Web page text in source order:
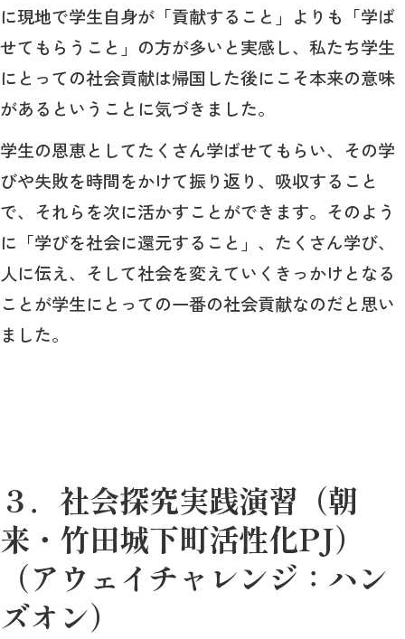
に現地で学生自身が「貢献すること」よりも「学ば
せてもらうこと」の方が多いと実感し、私たち学生
にとっての社会貢献は帰国した後にこそ本来の意味
があるということに気づきました。
学生の恩恵としてたくさん学ばせてもらい、その学
びや失敗を時間をかけて振り返り、吸収すること
で、それらを次に活かすことができます。そのよう
に「学びを社会に還元すること」、たくさん学び、
人に伝え、そして社会を変えていくきっかけとなる
ことが学生にとっての一番の社会貢献なのだと思い
ました。
３．社会探究実践演習（朝
来・竹田城下町活性化PJ）
（アウェイチャレンジ：ハン
ズオン）